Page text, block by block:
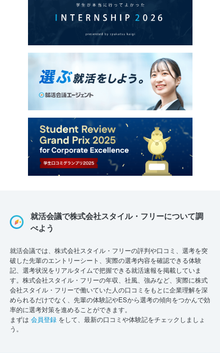
就活会議で株式会社スタイル・フリーについて調
べよう
就活会議では、株式会社スタイル・フリーの評判や口コミ、選考を突
破した先輩のエントリーシート、実際の選考内容を確認できる体験
記、選考状況をリアルタイムで把握できる就活速報を掲載していま
す。株式会社スタイル・フリーの年収、社風、強みなど、実際に株式
会社スタイル・フリーで働いていた人の口コミをもとに企業理解を深
められるだけでなく、先輩の体験記やESから選考の傾向をつかんで効
率的に選考対策を進めることができます。
まずは 会員登録 をして、最新の口コミや体験記をチェックしましょ
う。